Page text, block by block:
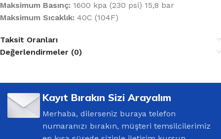
Maksimum Basınç: 1600 kpa (230 psi) 15,8 bar
Maksimum Sıcaklık: 40C (104F)
Taksit Oranları
Değerlendirmeler (0)
Kayıt Bırakın Sizi Arayalım
Merhaba, dilerseniz buraya telefon
numaranızı bırakın, müşteri temsilcilerimiz